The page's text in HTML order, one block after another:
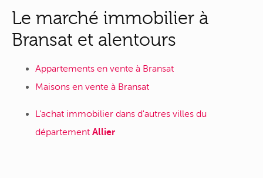
Le marché immobilier à
Bransat et alentours
Appartements en vente à Bransat
Maisons en vente à Bransat
L'achat immobilier dans d'autres villes du
département Allier